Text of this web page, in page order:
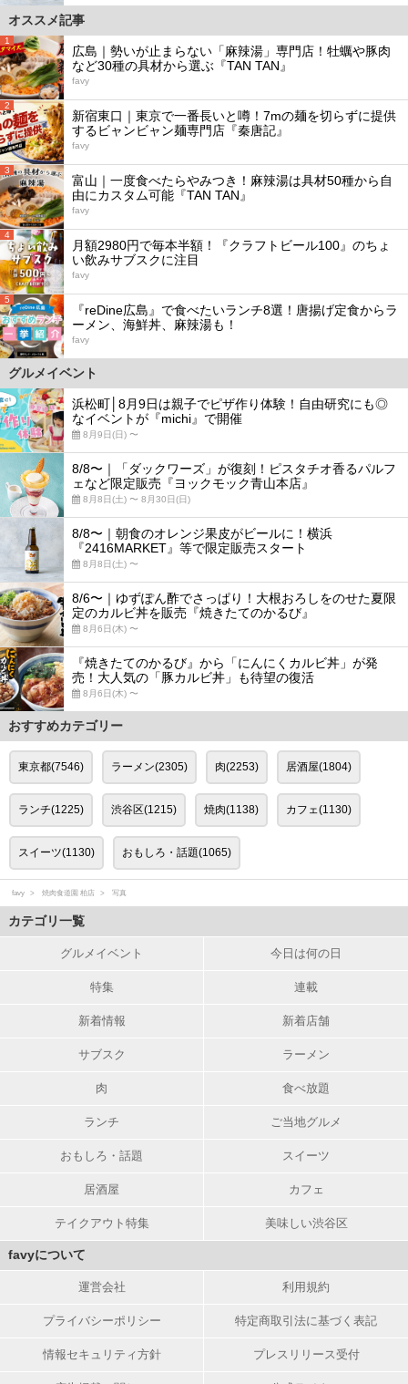
オススメ記事
1
広島｜勢いが止まらない「麻辣湯」専門店！牡蠣や豚肉
など30種の具材から選ぶ『TAN TAN』
favy
2
新宿東口｜東京で一番長いと噂！7mの麺を切らずに提供
するビャンビャン麺専門店『秦唐記』
favy
3
富山｜一度食べたらやみつき！麻辣湯は具材50種から自
由にカスタム可能『TAN TAN』
favy
4
月額2980円で毎本半額！『クラフトビール100』のちょ
い飲みサブスクに注目
favy
5
『reDine広島』で食べたいランチ8選！唐揚げ定食からラ
ーメン、海鮮丼、麻辣湯も！
favy
グルメイベント
浜松町│8月9日は親子でピザ作り体験！自由研究にも◎
なイベントが『michi』で開催
8月9日(日) 〜
8/8〜｜「ダックワーズ」が復刻！ピスタチオ香るパルフ
ェなど限定販売『ヨックモック青山本店』
8月8日(土) 〜 8月30日(日)
8/8〜｜朝食のオレンジ果皮がビールに！横浜
『2416MARKET』等で限定販売スタート
8月8日(土) 〜
8/6〜｜ゆずぽん酢でさっぱり！大根おろしをのせた夏限
定のカルビ丼を販売『焼きたてのかるび』
8月6日(木) 〜
『焼きたてのかるび』から「にんにくカルビ丼」が発
売！大人気の「豚カルビ丼」も待望の復活
8月6日(木) 〜
おすすめカテゴリー
東京都(7546) ラーメン(2305) 肉(2253) 居酒屋(1804)
ランチ(1225) 渋谷区(1215) 焼肉(1138) カフェ(1130)
スイーツ(1130) おもしろ・話題(1065)
favy 焼肉食道園 柏店 写真
カテゴリ一覧
グルメイベント 今日は何の日
特集 連載
新着情報 新着店舗
サブスク ラーメン
肉 食べ放題
ランチ ご当地グルメ
おもしろ・話題 スイーツ
居酒屋 カフェ
テイクアウト特集 美味しい渋谷区
favyについて
運営会社 利用規約
プライバシーポリシー 特定商取引法に基づく表記
情報セキュリティ方針 プレスリリース受付